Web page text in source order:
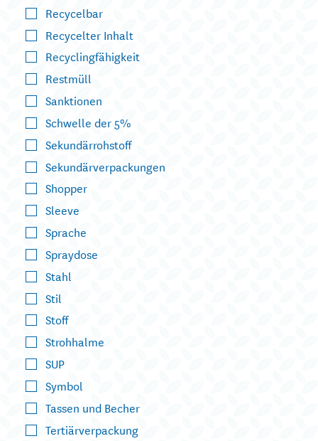
Recycelbar
Recycelter Inhalt
Recyclingfähigkeit
Restmüll
Sanktionen
Schwelle der 5%
Sekundärrohstoff
Sekundärverpackungen
Shopper
Sleeve
Sprache
Spraydose
Stahl
Stil
Stoff
Strohhalme
SUP
Symbol
Tassen und Becher
Tertiärverpackung